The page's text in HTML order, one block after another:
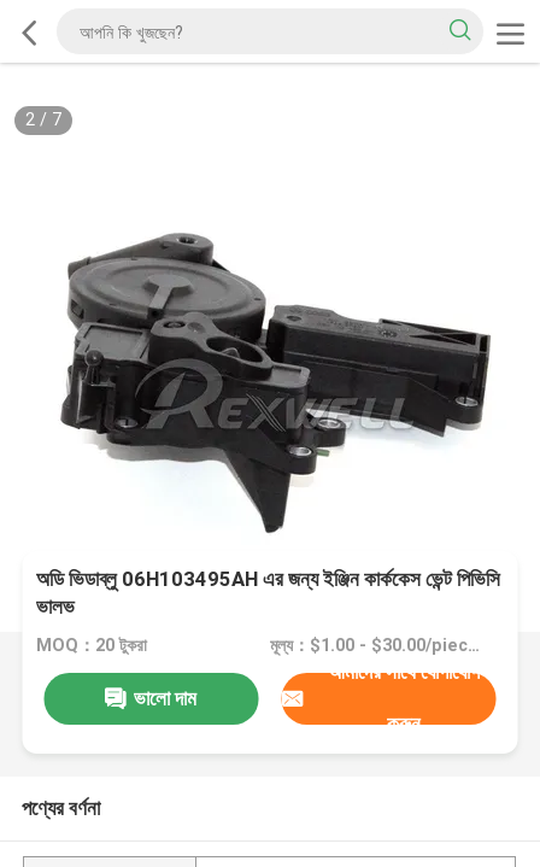
2/ 7
অডি ভিডাব্লু 06H103495AH এর জন্য ইঞ্জিন কার্ককেস ভেন্ট পিভিসি
ভালভ
MOQ：20 টুকরা মূল্য：$1.00 - $30.00/pieces
ভালো দাম
আমাদের সাথে যোগাযোগ
করুন
পণ্যের বর্ণনা